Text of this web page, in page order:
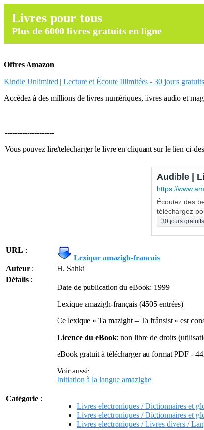
Livres pour tous
Plus de 6000 livres gratuits en ligne
Offres Amazon
Kindle Unlimited | Lecture et Écoute Illimitées - 30 jours
Accédez à des millions de livres numériques, livres audio et
--------------------
Vous pouvez lire/telecharger le livre en cliquant sur le lien ci-
Audible |
https://
Écoutez des
téléchargez
30 jours gratuits
URL :
Lexique amazigh-francais
Auteur :
H. Sahki
Détails :
Date de publication du eBook: 1999
Lexique amazigh-français (4505 entrées)
Ce lexique « Ta mazight – Ta frânsist » est
Licence du eBook: non libre de droits
eBook gratuit à télécharger au format PDF -
Voir aussi:
Initiation à la langue amazighe
Catégorie :
Livres electroniques / Dictionnaires et
Livres electroniques / Dictionnaires et
Livres electroniques / Livres divers /